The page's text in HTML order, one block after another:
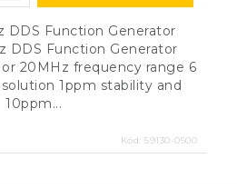
DDS Function Generator
DDS Function Generator
20MHz frequency range 6
1ppm stability and
10ppm...
Kód: 59130-0500